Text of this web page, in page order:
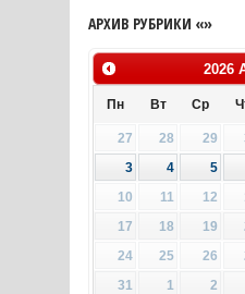
АРХИВ РУБРИКИ «»
2026
Пн Вт Ср
27 28 29
3
4 5
10
11 12
17
18 19
24
25 26
31
1 2